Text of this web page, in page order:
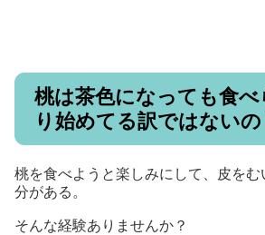
桃は茶色になっても食
り始めてる訳ではないの
桃を食べようと楽しみにして、皮を
分がある。
そんな経験ありませんか？